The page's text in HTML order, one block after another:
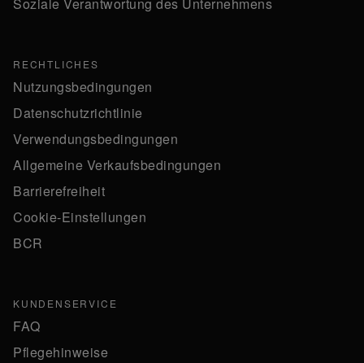
Soziale Verantwortung des Unternehmens
RECHTLICHES
Nutzungsbedingungen
Datenschutzrichtlinie
Verwendungsbedingungen
Allgemeine Verkaufsbedingungen
Barrierefreiheit
Cookie-Einstellungen
BCR
KUNDENSERVICE
FAQ
Pflegehinweise